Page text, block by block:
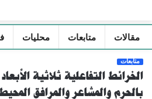
مقالات متابعات محليات
متابعات
الخرائط التفاعلية ثلاثية
بالحرم والمشاعر والمرافق